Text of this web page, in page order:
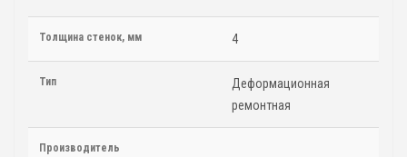
Толщина стенок, мм 4
Тип
Деформационная
ремонтная
Производитель